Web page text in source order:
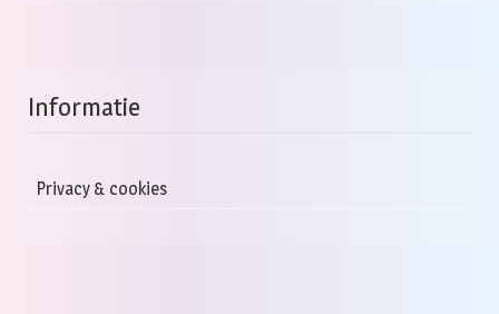
Informatie
Privacy & cookies